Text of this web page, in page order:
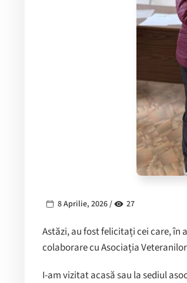
8 Aprilie, 2026 / 27
Astăzi, au fost felicitați cei care, în
colaborare cu Asociația
I-am vizitat acasă sau la sediul